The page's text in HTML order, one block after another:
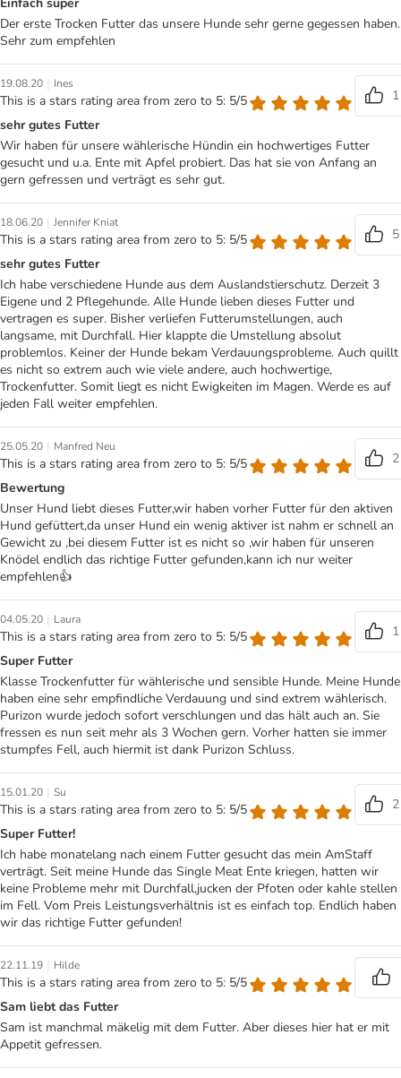
Der erste Trocken Futter das unsere Hunde sehr gerne gegessen haben.
Sehr zum empfehlen
19.08.20 | Ines
This is a stars rating area from zero to 5: 5/5
1
sehr gutes Futter
Wir haben für unsere wählerische Hündin ein hochwertiges Futter
gesucht und u.a. Ente mit Apfel probiert. Das hat sie von Anfang an
gern gefressen und verträgt es sehr gut.
18.06.20 | Jennifer Kniat
This is a stars rating area from zero to 5: 5/5
5
sehr gutes Futter
Ich habe verschiedene Hunde aus dem Auslandstierschutz. Derzeit 3
Eigene und 2 Pflegehunde. Alle Hunde lieben dieses Futter und
vertragen es super. Bisher verliefen Futterumstellungen, auch
langsame, mit Durchfall. Hier klappte die Umstellung absolut
problemlos. Keiner der Hunde bekam Verdauungsprobleme. Auch quillt
es nicht so extrem auch wie viele andere, auch hochwertige,
Trockenfutter. Somit liegt es nicht Ewigkeiten im Magen. Werde es auf
jeden Fall weiter empfehlen.
25.05.20 | Manfred Neu
This is a stars rating area from zero to 5: 5/5
2
Bewertung
Unser Hund liebt dieses Futter,wir haben vorher Futter für den aktiven
Hund gefüttert,da unser Hund ein wenig aktiver ist nahm er schnell an
Gewicht zu ,bei diesem Futter ist es nicht so ,wir haben für unseren
Knödel endlich das richtige Futter gefunden,kann ich nur weiter
empfehlen👍
04.05.20 | Laura
This is a stars rating area from zero to 5: 5/5
1
Super Futter
Klasse Trockenfutter für wählerische und sensible Hunde. Meine Hunde
haben eine sehr empfindliche Verdauung und sind extrem wählerisch.
Purizon wurde jedoch sofort verschlungen und das hält auch an. Sie
fressen es nun seit mehr als 3 Wochen gern. Vorher hatten sie immer
stumpfes Fell, auch hiermit ist dank Purizon Schluss.
15.01.20 | Su
This is a stars rating area from zero to 5: 5/5
2
Super Futter!
Ich habe monatelang nach einem Futter gesucht das mein AmStaff
verträgt. Seit meine Hunde das Single Meat Ente kriegen, hatten wir
keine Probleme mehr mit Durchfall,jucken der Pfoten oder kahle stellen
im Fell. Vom Preis Leistungsverhältnis ist es einfach top. Endlich haben
wir das richtige Futter gefunden!
22.11.19 | Hilde
This is a stars rating area from zero to 5: 5/5
Sam liebt das Futter
Sam ist manchmal mäkelig mit dem Futter. Aber dieses hier hat er mit
Appetit gefressen.